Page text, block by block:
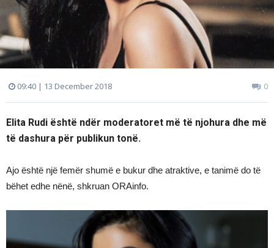
09:40 | 13 December 2018 0
Elita Rudi është ndër moderatoret më të njohura dhe më
të dashura për publikun tonë.
Ajo është një femër shumë e bukur dhe atraktive, e tanimë do të
bëhet edhe nënë, shkruan ORAinfo.